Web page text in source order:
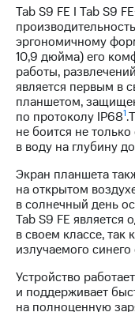
Реквизиты
Контакты
развитие
деловая этика
На главную
Tab S9 FE I Tab S9
эргономичному
10,9 дюйма) его
работы,
является первым в
планшетом,
по протоколу IP681
не боится не
в воду на глубину
Экран планшета
на открытом
в солнечный день
Tab S9 FE
в своем классе, так
излучаемого синего
Устройство
и поддерживает
на полноценную